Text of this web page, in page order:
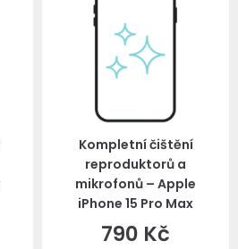
Kompletní čištění
reproduktorů a
mikrofonů – Apple
iPhone 15 Pro Max
790 Kč